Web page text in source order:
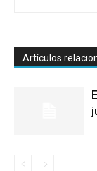
Artículos